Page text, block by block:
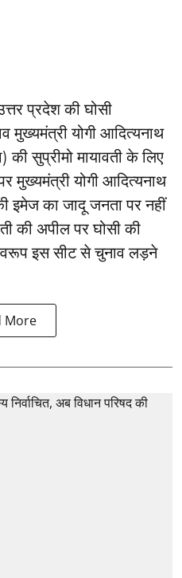
प्रदेश की घोसी
मुख्यमंत्री योगी आदित्यनाथ
सुप्रीमो मायावती के लिए
मुख्यमंत्री योगी आदित्यनाथ
इमेज का जादू जनता पर नहीं
की अपील पर घोसी की
इस सीट से चुनाव लड़ने
More